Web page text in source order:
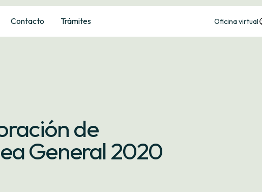
Contacto Trámites Oficina virtual
de
General 2020